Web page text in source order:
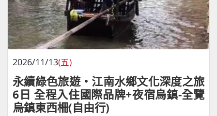
2026/11/13(五)
永續綠色旅遊・江南水鄉文化深度之旅
6日 全程入住國際品牌+夜宿烏鎮-全覽
烏鎮東西柵(自由行)